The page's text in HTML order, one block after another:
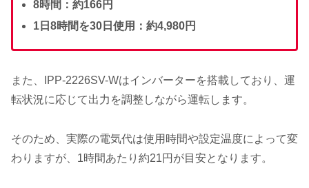
8時間：約166円
1日8時間を30日使用：約4,980円
また、IPP-2226SV-Wはインバーターを搭載しており、運
転状況に応じて出力を調整しながら運転します。
そのため、実際の電気代は使用時間や設定温度によって変
わりますが、1時間あたり約21円が目安となります。